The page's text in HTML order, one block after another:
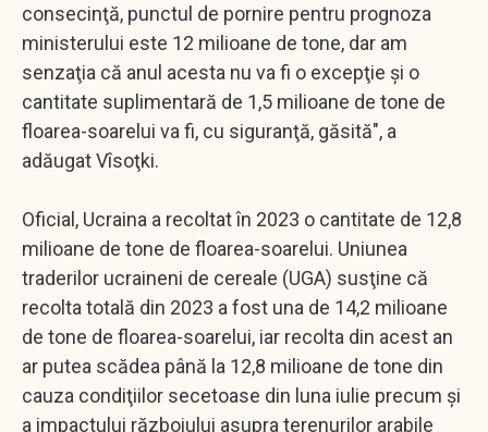
consecinţă, punctul de pornire pentru prognoza
ministerului este 12 milioane de tone, dar am
senzaţia că anul acesta nu va fi o excepţie şi o
cantitate suplimentară de 1,5 milioane de tone de
floarea-soarelui va fi, cu siguranţă, găsită", a
adăugat Vîsoţki.
Oficial, Ucraina a recoltat în 2023 o cantitate de 12,8
milioane de tone de floarea-soarelui. Uniunea
traderilor ucraineni de cereale (UGA) susţine că
recolta totală din 2023 a fost una de 14,2 milioane
de tone de floarea-soarelui, iar recolta din acest an
ar putea scădea până la 12,8 milioane de tone din
cauza condiţiilor secetoase din luna iulie precum şi
a impactului războiului asupra terenurilor arabile